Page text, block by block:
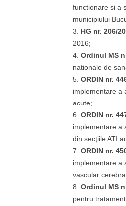
functionare si a
municipiului
HG nr. 206/
2016;
Ordinul MS
nationale de
ORDIN nr.
implementare a
acute;
ORDIN nr.
implementare a
din secţiile ATI
ORDIN nr.
implementare a
vascular
Ordinul MS
pentru